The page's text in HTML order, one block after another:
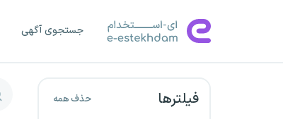
جستجوی آگهی
فیلترها حذف همه
شرکت فولاد بوتیای ایرانیان